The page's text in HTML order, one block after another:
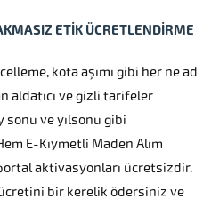
ETİK ÜCRETLENDİRME
kota aşımı gibi her ne ad
aldatıcı ve gizli tarifeler
ve yılsonu gibi
E-Kıymetli Maden Alım
aktivasyonları ücretsizdir.
bir kerelik ödersiniz ve